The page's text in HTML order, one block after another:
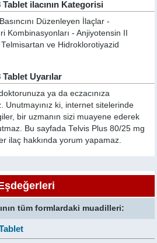
ilacının Kategorisi
Düzenleyen İlaçlar -
Kombinasyonları - Anjiyotensin II
ve Hidroklorotiyazid
Uyarılar
ya da eczacınıza
Unutmayınız ki, internet sitelerinde
bir uzmanın sizi muayene ederek
Bu sayfada Telvis Plus 80/25 mg
ilaç hakkında yorum yapamaz.
tüm formlardaki muadilleri: